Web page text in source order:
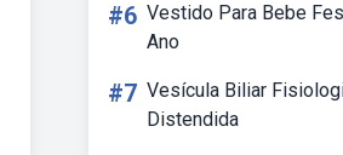
#6 Vestido Para Bebe
Ano
#7 Vesícula Biliar
Distendida